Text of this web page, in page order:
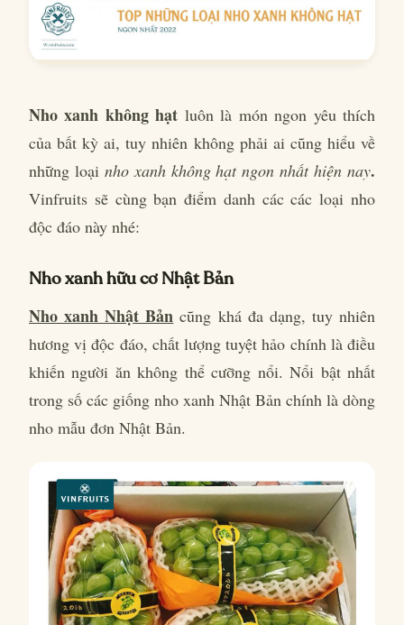
Nho xanh không hạt luôn là món ngon yêu thích
của bất kỳ ai, tuy nhiên không phải ai cũng hiểu về
những loại nho xanh không hạt ngon nhất hiện nay.
Vinfruits sẽ cùng bạn điểm danh các các loại nho
độc đáo này nhé:
Nho xanh hữu cơ Nhật Bản
Nho xanh Nhật Bản cũng khá đa dạng, tuy nhiên
hương vị độc đáo, chất lượng tuyệt hảo chính là điều
khiến người ăn không thể cưỡng nổi. Nổi bật nhất
trong số các giống nho xanh Nhật Bản chính là dòng
nho mẫu đơn Nhật Bản.